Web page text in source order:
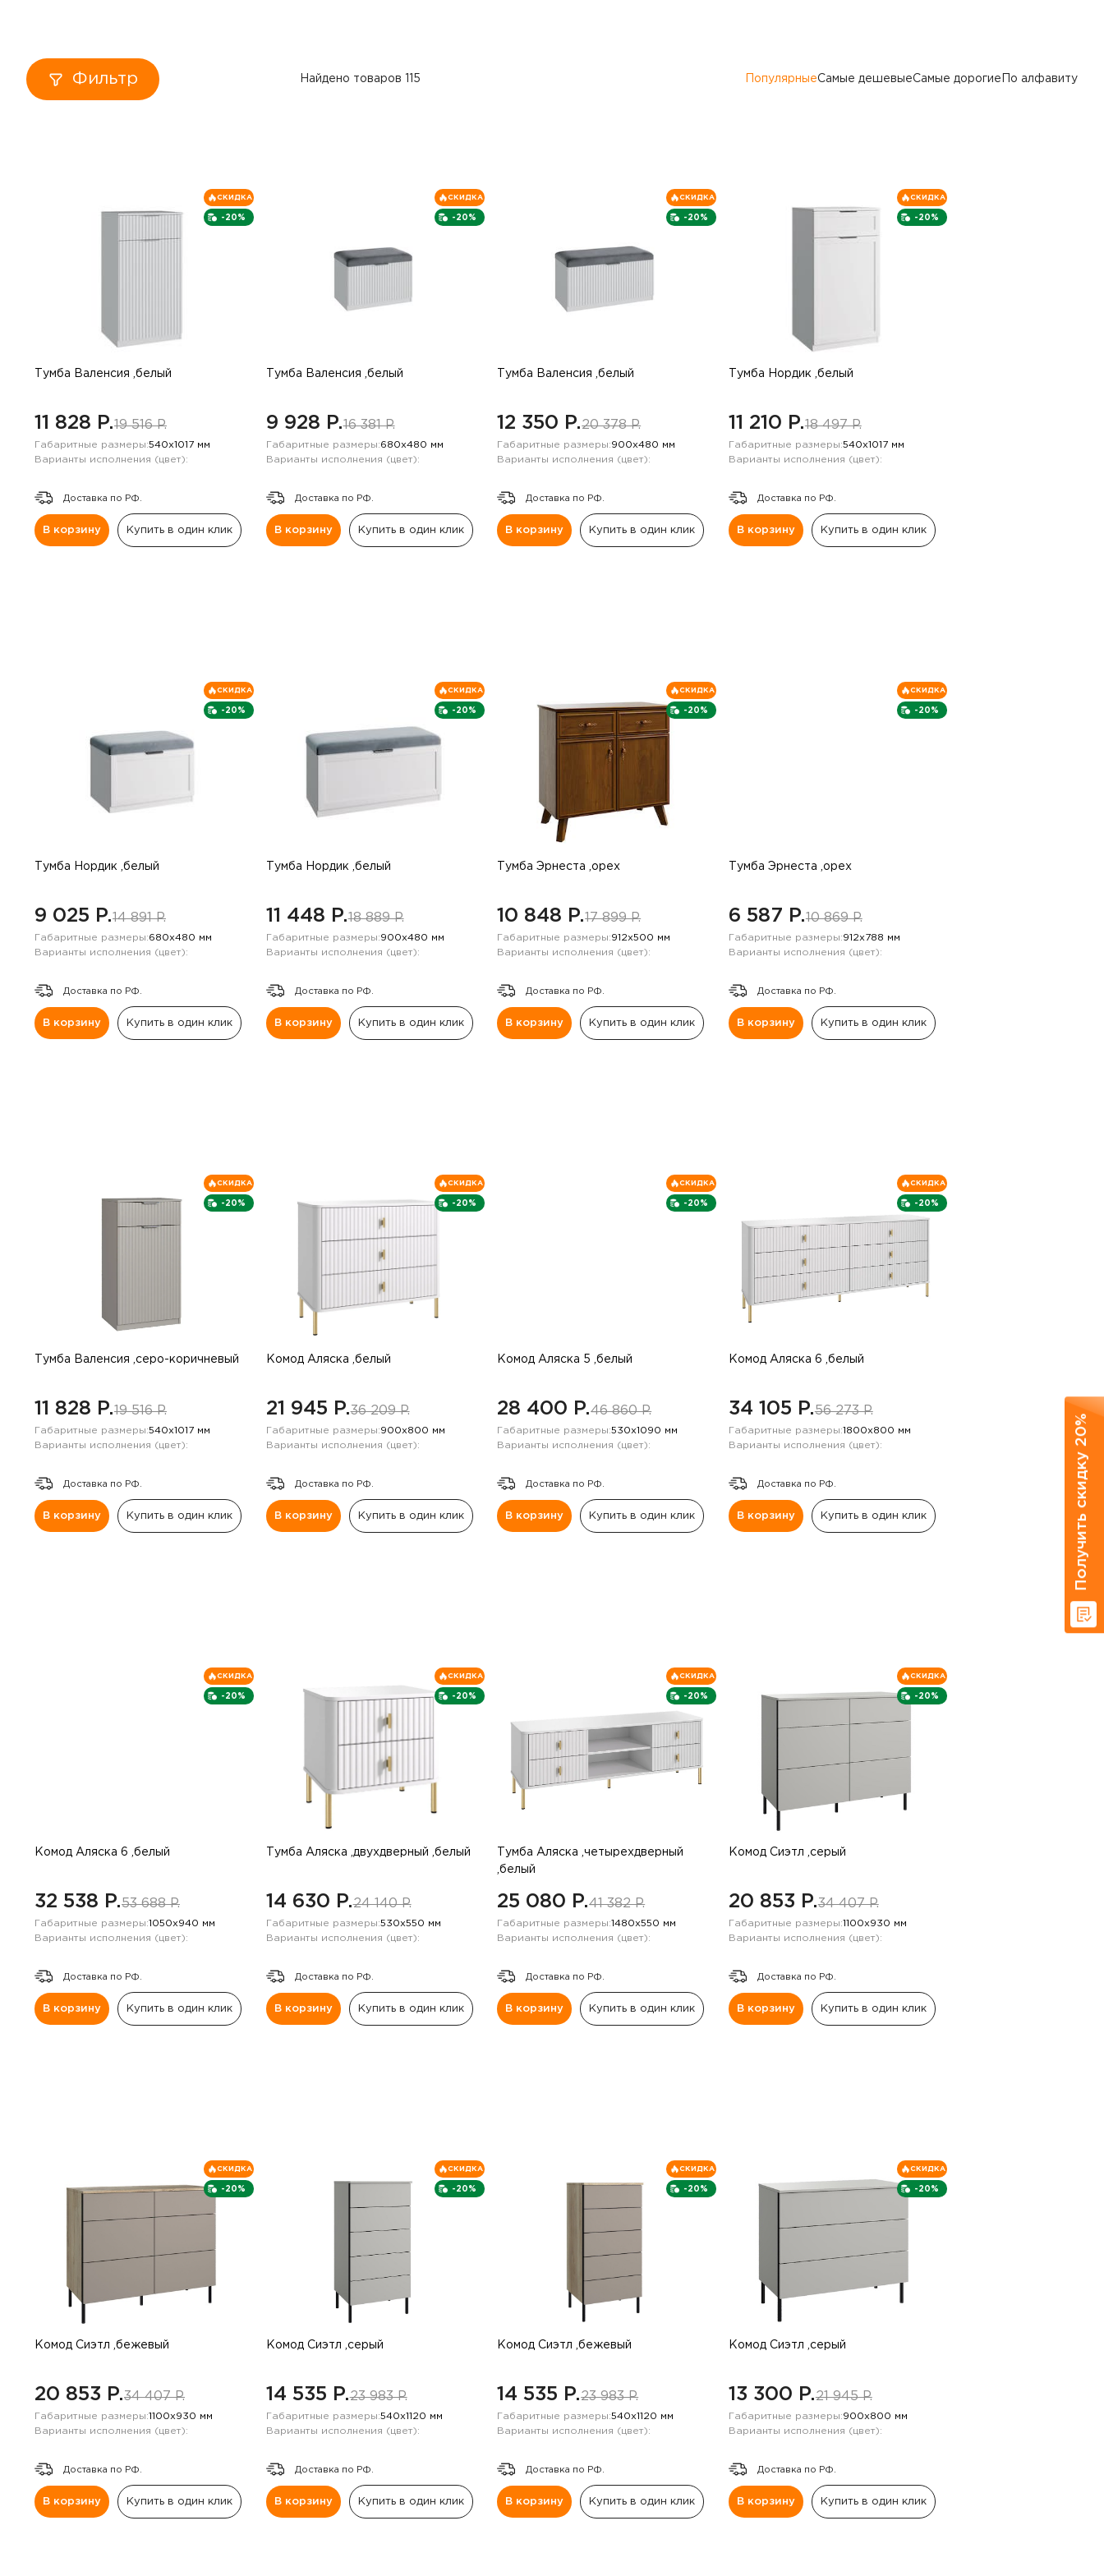
Тумбы
Навесные панели
Полки
Стеллажи
Консоли
Фильтр Найдено товаров 115 ПопулярныеСамые дешевыеСамые дорогие По алфавиту
-20%
СКИДКА
Тумба Валенсия ,белый
11 828 P.19 516 P.
Габаритные размеры:540х1017 мм
Варианты исполнения (цвет):
Доставка по РФ.
В корзину Купить в один клик
-20%
СКИДКА
Тумба Валенсия ,белый
9 928 P.16 381 P.
Габаритные размеры:680х480 мм
Варианты исполнения (цвет):
Доставка по РФ.
В корзину Купить в один клик
-20%
СКИДКА
Тумба Валенсия ,белый
12 350 P.20 378 P.
Габаритные размеры:900х480 мм
Варианты исполнения (цвет):
Доставка по РФ.
В корзину Купить в один клик
-20%
СКИДКА
Тумба Нордик ,белый
11 210 P.18 497 P.
Габаритные размеры:540х1017 мм
Варианты исполнения (цвет):
Доставка по РФ.
В корзину Купить в один клик
-20%
СКИДКА
Тумба Нордик ,белый
9 025 P.14 891 P.
Габаритные размеры:680х480 мм
Варианты исполнения (цвет):
Доставка по РФ.
В корзину Купить в один клик
-20%
СКИДКА
Тумба Нордик ,белый
11 448 P.18 889 P.
Габаритные размеры:900х480 мм
Варианты исполнения (цвет):
Доставка по РФ.
В корзину Купить в один клик
-20%
СКИДКА
Тумба Эрнеста ,орех
10 848 P.17 899 P.
Габаритные размеры:912х500 мм
Варианты исполнения (цвет):
Доставка по РФ.
В корзину Купить в один клик
-20%
СКИДКА
Тумба Эрнеста ,орех
6 587 P.10 869 P.
Габаритные размеры:912х788 мм
Варианты исполнения (цвет):
Доставка по РФ.
В корзину Купить в один клик
-20%
СКИДКА
Тумба Валенсия ,серо-коричневый
11 828 P.19 516 P.
Габаритные размеры:540х1017 мм
Варианты исполнения (цвет):
Доставка по РФ.
В корзину Купить в один клик
-20%
СКИДКА
Комод Аляска ,белый
21 945 P.36 209 P.
Габаритные размеры:900х800 мм
Варианты исполнения (цвет):
Доставка по РФ.
В корзину Купить в один клик
-20%
СКИДКА
Комод Аляска 5 ,белый
28 400 P.46 860 P.
Габаритные размеры:530х1090 мм
Варианты исполнения (цвет):
Доставка по РФ.
В корзину Купить в один клик
-20%
СКИДКА
Комод Аляска 6 ,белый
34 105 P.56 273 P.
Габаритные размеры:1800х800 мм
Варианты исполнения (цвет):
Доставка по РФ.
В корзину Купить в один клик
-20%
СКИДКА
Комод Аляска 6 ,белый
32 538 P.53 688 P.
Габаритные размеры:1050х940 мм
Варианты исполнения (цвет):
Доставка по РФ.
В корзину Купить в один клик
-20%
СКИДКА
Тумба Аляска ,двухдверный ,белый
14 630 P.24 140 P.
Габаритные размеры:530х550 мм
Варианты исполнения (цвет):
Доставка по РФ.
В корзину Купить в один клик
-20%
СКИДКА
Тумба Аляска ,четырехдверный
,белый
25 080 P.41 382 P.
Габаритные размеры:1480х550 мм
Варианты исполнения (цвет):
Доставка по РФ.
В корзину Купить в один клик
-20%
СКИДКА
Комод Сиэтл ,серый
20 853 P.34 407 P.
Габаритные размеры:1100х930 мм
Варианты исполнения (цвет):
Доставка по РФ.
В корзину Купить в один клик
-20%
СКИДКА
Комод Сиэтл ,бежевый
20 853 P.34 407 P.
Габаритные размеры:1100х930 мм
Варианты исполнения (цвет):
Доставка по РФ.
В корзину Купить в один клик
-20%
СКИДКА
Комод Сиэтл ,серый
14 535 P.23 983 P.
Габаритные размеры:540х1120 мм
Варианты исполнения (цвет):
Доставка по РФ.
В корзину Купить в один клик
-20%
СКИДКА
Комод Сиэтл ,бежевый
14 535 P.23 983 P.
Габаритные размеры:540х1120 мм
Варианты исполнения (цвет):
Доставка по РФ.
В корзину Купить в один клик
-20%
СКИДКА
Комод Сиэтл ,серый
13 300 P.21 945 P.
Габаритные размеры:900х800 мм
Варианты исполнения (цвет):
Доставка по РФ.
В корзину Купить в один клик
Получить скидку 20%